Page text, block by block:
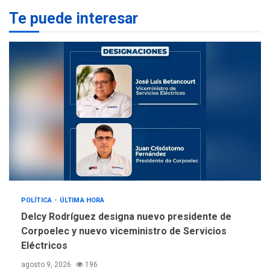
4
La falta de agua pueden
sanitarios y asumirse como
problema de orden público
REGIONALES ÚLTIMA HORA
Alcaldía de Mariño climatiza
Núcleo del Sistema de
Orquestas Porlamar
Te puede interesar
POLÍTICA ÚLTIMA HORA
Delcy Rodríguez designa nuevo presidente de
Corpoelec y nuevo viceministro de Servicios
Eléctricos
agosto 9, 2026 196